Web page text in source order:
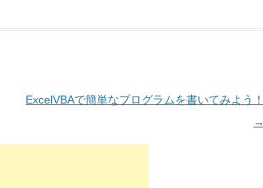
ExcelVBAで簡単なプログラムを書いてみよう！
→